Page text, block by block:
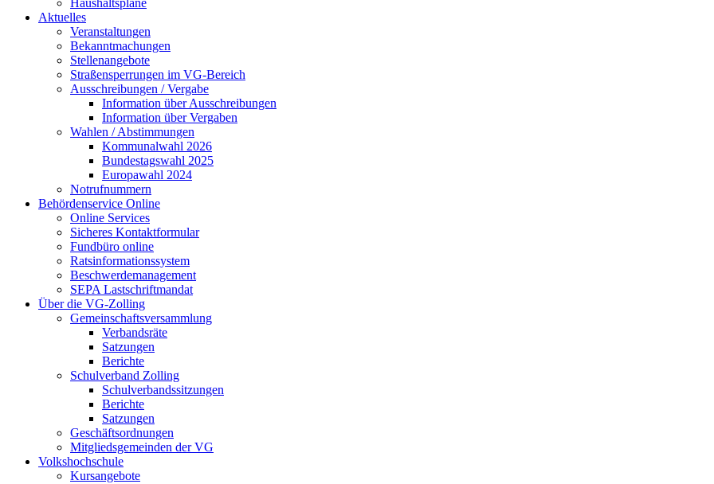
Haushaltspläne
Aktuelles
Veranstaltungen
Bekanntmachungen
Stellenangebote
Straßensperrungen im VG-Bereich
Ausschreibungen / Vergabe
Information über Ausschreibungen
Information über Vergaben
Wahlen / Abstimmungen
Kommunalwahl 2026
Bundestagswahl 2025
Europawahl 2024
Notrufnummern
Behördenservice Online
Online Services
Sicheres Kontaktformular
Fundbüro online
Ratsinformationssystem
Beschwerdemanagement
SEPA Lastschriftmandat
Über die VG-Zolling
Gemeinschaftsversammlung
Verbandsräte
Satzungen
Berichte
Schulverband Zolling
Schulverbandssitzungen
Berichte
Satzungen
Geschäftsordnungen
Mitgliedsgemeinden der VG
Volkshochschule
Kursangebote